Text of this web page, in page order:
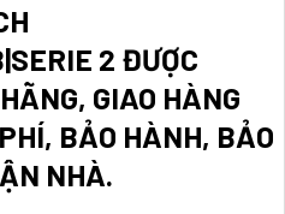
2 ĐƯỢC
GIAO HÀNG
BẢO HÀNH, BẢO
NHÀ.